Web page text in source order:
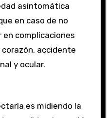
asintomática
en caso de no
complicaciones
accidente
y ocular.
es midiendo la